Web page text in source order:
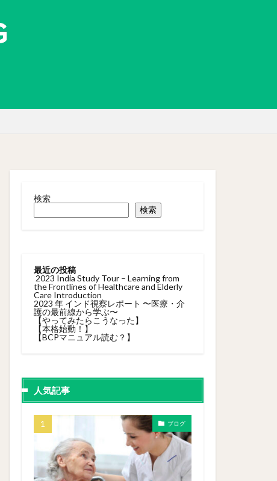
検索
検索
最近の投稿
2023 India Study Tour – Learning from
the Frontlines of Healthcare and Elderly
Care Introduction
2023 年 インド視察レポート 〜医療・介
護の最前線から学ぶ〜
【やってみたらこうなった】
【本格始動！】
【BCPマニュアル読む？】
人気記事
ブログ